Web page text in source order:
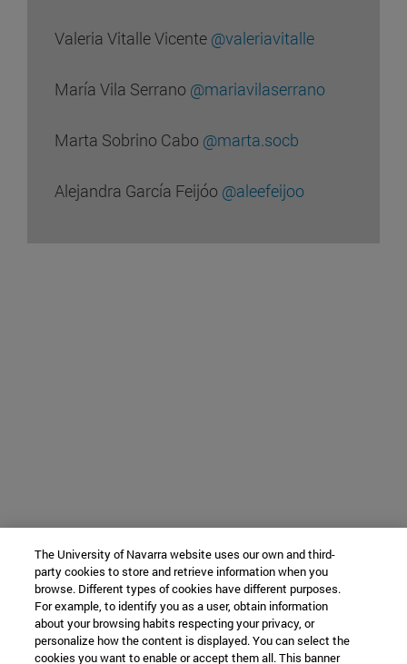
Valeria Vitalle Vicente @valeriavitalle
María Vila Serrano @mariavilaserrano
Marta Sobrino Cabo @marta.socb
Alejandra García Feijóo @aleefeijoo
The University of Navarra website uses our own and third-
party cookies to store and retrieve information when you
browse. Different types of cookies have different purposes.
For example, to identify you as a user, obtain information
about your browsing habits respecting your privacy, or
personalize how the content is displayed. You can select the
cookies you want to enable or accept them all. This banner